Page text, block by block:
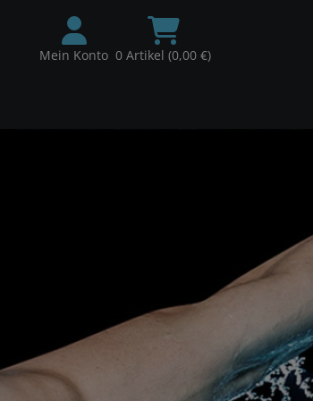
Mein Konto 0 Artikel (0,00 €)